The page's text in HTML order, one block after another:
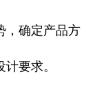
，确定产品方
要求。